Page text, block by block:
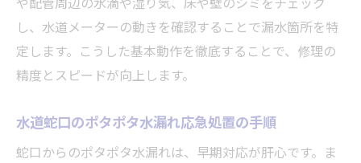
や配管周辺の水滴や湿り気、床や壁のシミをチェック
し、水道メーターの動きを確認することで漏水箇所を特
定します。こうした基本動作を徹底することで、修理の
精度とスピードが向上します。
水道蛇口のポタポタ水漏れ応急処置の手順
蛇口からのポタポタ水漏れは、早期対応が肝心です。ま